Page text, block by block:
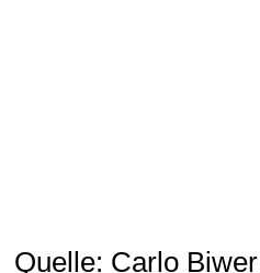
Quelle: Carlo